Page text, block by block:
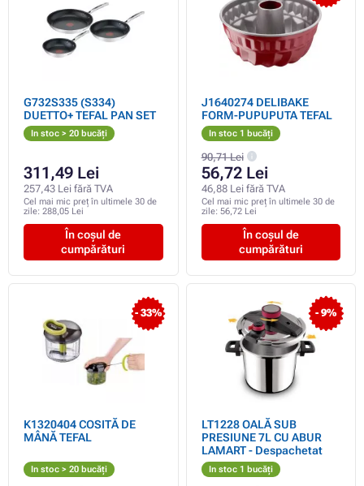
G732S335 (S334)
DUETTO+ TEFAL PAN SET
In stoc > 20 bucăți
311,49 Lei
257,43 Lei fără TVA
Cel mai mic preț în ultimele 30 de
zile: 288,05 Lei
În coșul de
cumpărături
J1640274 DELIBAKE
FORM-PUPUPUTA TEFAL
In stoc 1 bucăți
90,71 Lei
56,72 Lei
46,88 Lei fără TVA
Cel mai mic preț în ultimele 30 de
zile: 56,72 Lei
În coșul de
cumpărături
- 33%
K1320404 COSITĂ DE
MÂNĂ TEFAL
In stoc > 20 bucăți
- 9%
LT1228 OALĂ SUB
PRESIUNE 7L CU ABUR
LAMART - Despachetat
In stoc 1 bucăți